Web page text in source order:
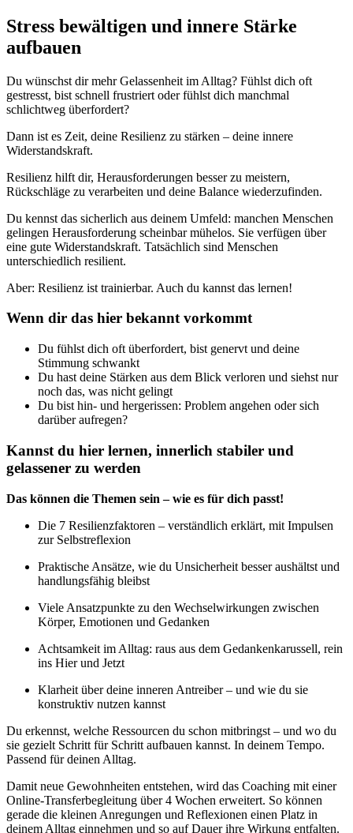
Stress bewältigen und innere Stärke
aufbauen
Du wünschst dir mehr Gelassenheit im Alltag? Fühlst dich oft
gestresst, bist schnell frustriert oder fühlst dich manchmal
schlichtweg überfordert?
Dann ist es Zeit, deine Resilienz zu stärken – deine innere
Widerstandskraft.
Resilienz hilft dir, Herausforderungen besser zu meistern,
Rückschläge zu verarbeiten und deine Balance wiederzufinden.
Du kennst das sicherlich aus deinem Umfeld: manchen Menschen
gelingen Herausforderung scheinbar mühelos. Sie verfügen über
eine gute Widerstandskraft. Tatsächlich sind Menschen
unterschiedlich resilient.
Aber: Resilienz ist trainierbar. Auch du kannst das lernen!
Wenn dir das hier bekannt vorkommt
Du fühlst dich oft überfordert, bist genervt und deine
Stimmung schwankt
Du hast deine Stärken aus dem Blick verloren und siehst nur
noch das, was nicht gelingt
Du bist hin- und hergerissen: Problem angehen oder sich
darüber aufregen?
Kannst du hier lernen, innerlich stabiler und
gelassener zu werden
Das können die Themen sein – wie es für dich passt!
Die 7 Resilienzfaktoren – verständlich erklärt, mit Impulsen
zur Selbstreflexion
Praktische Ansätze, wie du Unsicherheit besser aushältst und
handlungsfähig bleibst
Viele Ansatzpunkte zu den Wechselwirkungen zwischen
Körper, Emotionen und Gedanken
Achtsamkeit im Alltag: raus aus dem Gedankenkarussell, rein
ins Hier und Jetzt
Klarheit über deine inneren Antreiber – und wie du sie
konstruktiv nutzen kannst
Du erkennst, welche Ressourcen du schon mitbringst – und wo du
sie gezielt Schritt für Schritt aufbauen kannst. In deinem Tempo.
Passend für deinen Alltag.
Damit neue Gewohnheiten entstehen, wird das Coaching mit einer
Online-Transferbegleitung über 4 Wochen erweitert. So können
gerade die kleinen Anregungen und Reflexionen einen Platz in
deinem Alltag einnehmen und so auf Dauer ihre Wirkung entfalten.